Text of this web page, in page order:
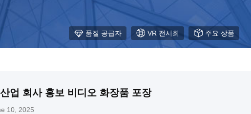
품질 공급자 VR 전시회 주요 상품
업 회사 홍보 비디오 화장품 포장
10, 2025